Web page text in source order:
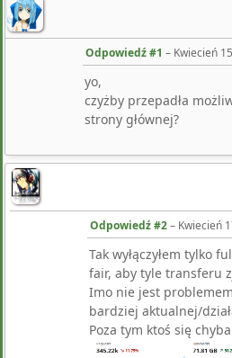
Odpowiedź #1 – Kwiecień
yo,
czyżby przepadła
strony głównej?
Odpowiedź #2– Kwiecień
Tak wyłączyłem tylko
fair, aby tyle transferu
Imo nie jest
bardziej aktualnej/
Poza tym ktoś się